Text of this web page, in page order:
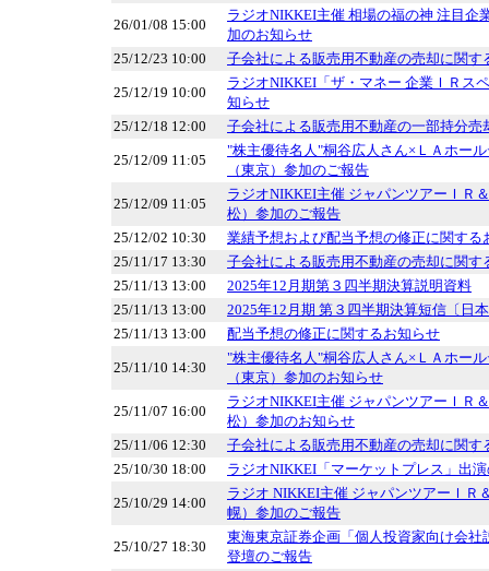
26/01/08 15:00
ラジオNIKKEI主催 相場の福の神 注目企
加のお知らせ
25/12/23 10:00
子会社による販売用不動産の売却に関す
25/12/19 10:00
ラジオNIKKEI「ザ・マネー 企業ＩＲス
知らせ
25/12/18 12:00
子会社による販売用不動産の一部持分売
25/12/09 11:05
"株主優待名人"桐谷広人さん×ＬＡホー
（東京）参加のご報告
25/12/09 11:05
ラジオNIKKEI主催 ジャパンツアーＩＲ
松）参加のご報告
25/12/02 10:30
業績予想および配当予想の修正に関する
25/11/17 13:30
子会社による販売用不動産の売却に関す
25/11/13 13:00
2025年12月期第３四半期決算説明資料
25/11/13 13:00
2025年12月期 第３四半期決算短信〔日
25/11/13 13:00
配当予想の修正に関するお知らせ
25/11/10 14:30
"株主優待名人"桐谷広人さん×ＬＡホー
（東京）参加のお知らせ
25/11/07 16:00
ラジオNIKKEI主催 ジャパンツアーＩＲ
松）参加のお知らせ
25/11/06 12:30
子会社による販売用不動産の売却に関す
25/10/30 18:00
ラジオNIKKEI「マーケットプレス」出
25/10/29 14:00
ラジオ NIKKEI主催 ジャパンツアーＩＲ
幌）参加のご報告
25/10/27 18:30
東海東京証券企画「個人投資家向け会社
登壇のご報告